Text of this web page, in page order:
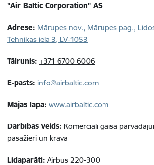
"Air Baltic Corporation" AS
Adrese: Mārupes nov., Mārupes pag.,
Tehnikas iela 3, LV-1053
Tālrunis: +371 6700 6006
E-pasts: info@airbaltic.com
Mājas lapa: www.airbaltic.com
Darbības veids: Komerciāli gaisa
pasažieri un krava
Lidaparāti: Airbus 220-300